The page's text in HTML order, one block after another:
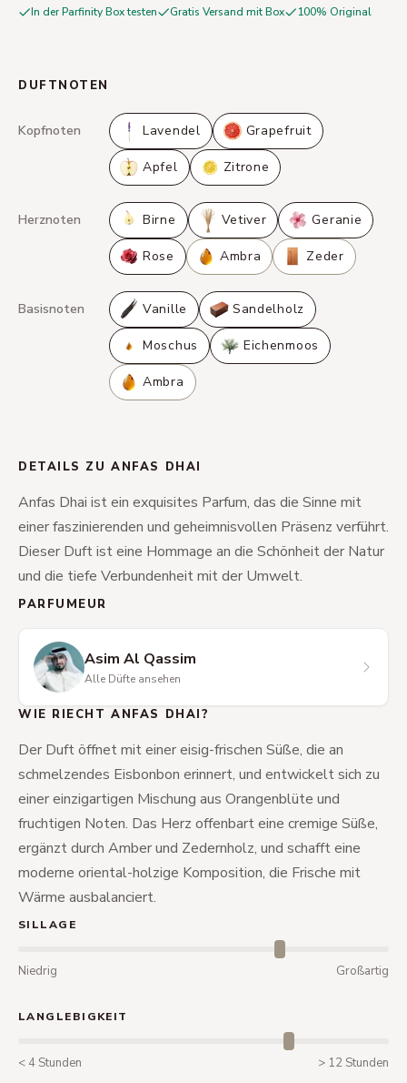
In der Parfinity Box testen Gratis Versand mit Box 100% Original
DUFTNOTEN
Kopfnoten Lavendel Grapefruit
Apfel Zitrone
Herznoten Birne Vetiver Geranie
Rose Ambra Zeder
Basisnoten Vanille Sandelholz
Moschus Eichenmoos
Ambra
DETAILS ZU ANFAS DHAI
Anfas Dhai ist ein exquisites Parfum, das die Sinne mit
einer faszinierenden und geheimnisvollen Präsenz verführt.
Dieser Duft ist eine Hommage an die Schönheit der Natur
und die tiefe Verbundenheit mit der Umwelt.
PARFUMEUR
Asim Al Qassim
Alle Düfte ansehen
WIE RIECHT ANFAS DHAI?
Der Duft öffnet mit einer eisig-frischen Süße, die an
schmelzendes Eisbonbon erinnert, und entwickelt sich zu
einer einzigartigen Mischung aus Orangenblüte und
fruchtigen Noten. Das Herz offenbart eine cremige Süße,
ergänzt durch Amber und Zedernholz, und schafft eine
moderne oriental-holzige Komposition, die Frische mit
Wärme ausbalanciert.
SILLAGE
Niedrig Großartig
LANGLEBIGKEIT
< 4 Stunden > 12 Stunden